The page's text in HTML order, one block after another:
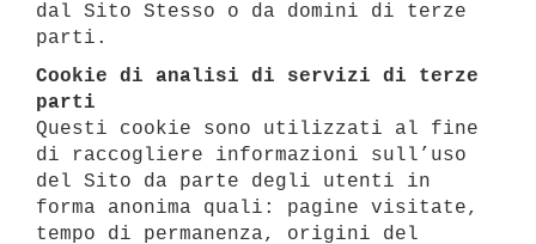
dal Sito Stesso o da domini di terze
parti.
Cookie di analisi di servizi di terze
parti
Questi cookie sono utilizzati al fine
di raccogliere informazioni sull’uso
del Sito da parte degli utenti in
forma anonima quali: pagine visitate,
tempo di permanenza, origini del